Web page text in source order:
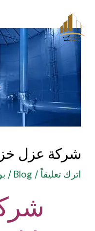
إلى
المحتوى
شركة عزل
اترك تعليقاً /
Blog
/
navigation